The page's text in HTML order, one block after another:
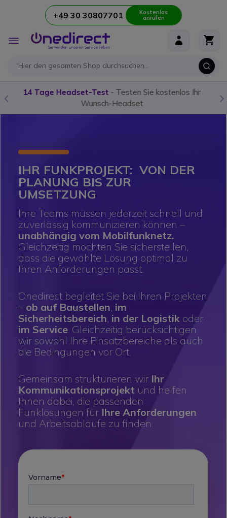
Zum Inhalt springen+49 30 30807701 Kostenlos
anrufen
Navigation
umschalten
UnserFunkgerät-Guide:Alles was Sie wissen müssen!
IHR FUNKPROJEKT:VON DER
PLANUNG BIS ZUR
UMSETZUNG
Ihre Teams müssen jederzeit schnell und
zuverlässig kommunizieren können –
unabhängig vom Mobilfunknetz.
Gleichzeitig möchten Sie sicherstellen,
dass die gewählte Lösung optimal zu
Ihren Anforderungen passt.
Onedirect begleitet Sie bei Ihren Projekten
– ob auf Baustellen, im
Sicherheitsbereich, in der Logistik oder
im Service. Gleichzeitig berücksichtigen
wir sowohl Ihre Einsatzbereiche als auch
die Bedingungen vor Ort.
Gemeinsam strukturieren wir Ihr
Kommunikationsprojekt und helfen
Ihnen dabei, die passenden
Funklösungen für Ihre Anforderungen
und Arbeitsabläufe zu finden.